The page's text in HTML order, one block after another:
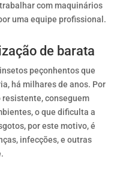
com maquinários
uma equipe profissional.
de barata
peçonhentos que
há milhares de anos. Por
conseguem
o que dificulta a
por este motivo, é
infecções, e outras